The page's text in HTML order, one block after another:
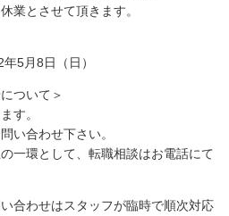
業とさせて頂きます。
5月8日（日）
ついて＞
す。
い合わせ下さい。
一環として、転職相談はお電話にて
合わせはスタッフが臨時で順次対応